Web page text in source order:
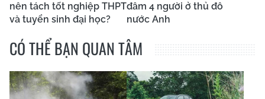
nên tách tốt nghiệp THPT
và tuyển sinh đại học?
đâm 4 người ở thủ đô
nước Anh
CÓ THỂ BẠN QUAN TÂM